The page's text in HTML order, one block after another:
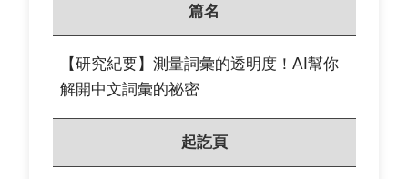
篇名
【研究紀要】測量詞彙的透明度！AI幫你
解開中文詞彙的祕密
起訖頁